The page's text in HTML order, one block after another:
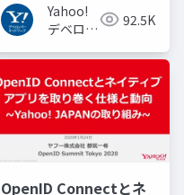
Yahoo!
デベロッ
トワーク
92.5K
OpenID Connectとネ